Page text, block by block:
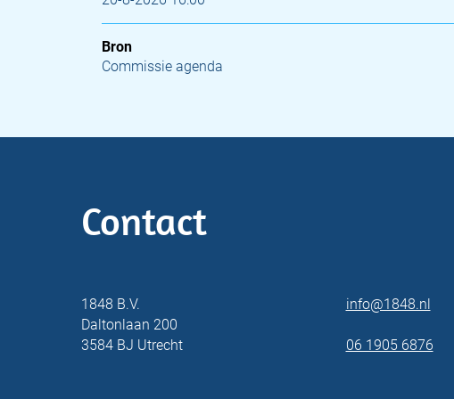
Bron
Commissie agenda
Contact
1848 B.V.
Daltonlaan 200
3584 BJ Utrecht
info@1848.nl
06 1905 6876